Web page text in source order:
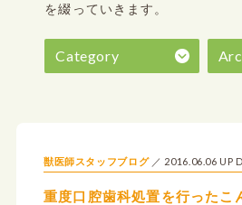
を綴っていきます。
Category
重度口腔歯科処置を行ったこ
獣医師スタッフブログ 2016.06.06 UP